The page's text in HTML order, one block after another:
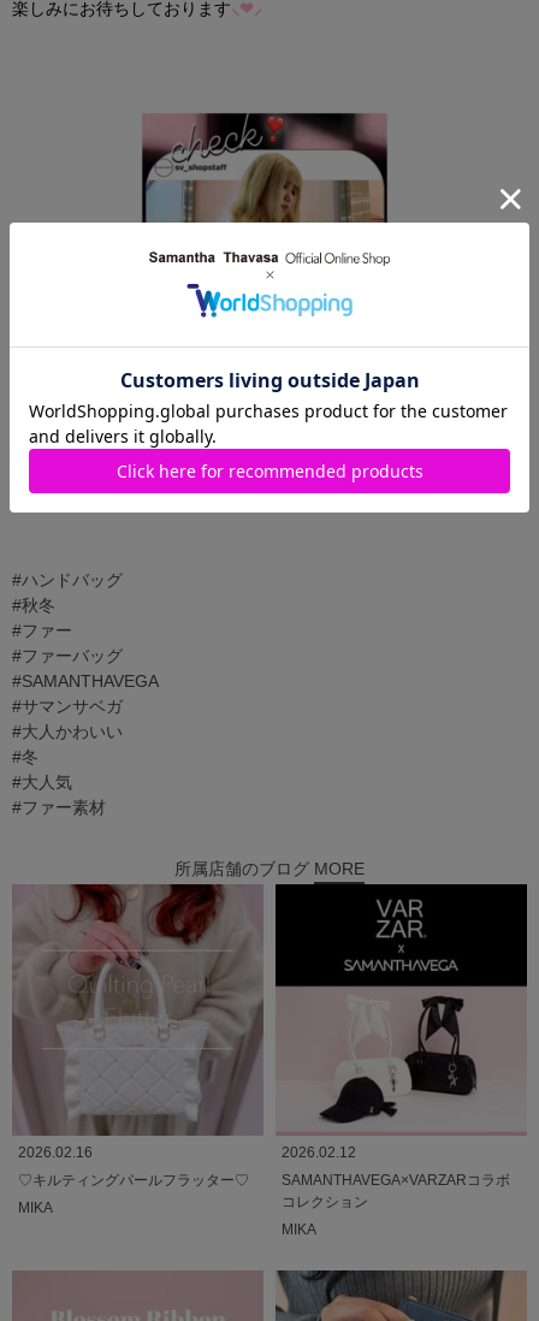
楽しみにお待ちしております⸜❤︎⸝
#ハンドバッグ
#秋冬
#ファー
#ファーバッグ
#SAMANTHAVEGA
#サマンサベガ
#大人かわいい
#冬
#大人気
#ファー素材
所属店舗のブログ MORE
2026.02.16
♡キルティングパールフラッター♡
MIKA
2026.02.12
SAMANTHAVEGA×VARZARコラボ
コレクション
MIKA